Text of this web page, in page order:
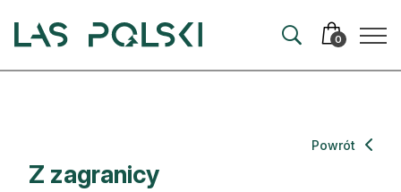
0
Artykuły
Z zagranicy
Powrót